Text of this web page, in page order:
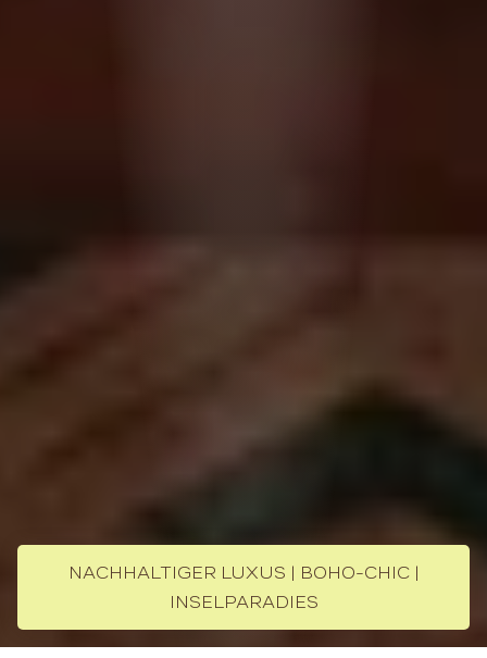
NACHHALTIGER LUXUS | BOHO-CHIC |
INSELPARADIES